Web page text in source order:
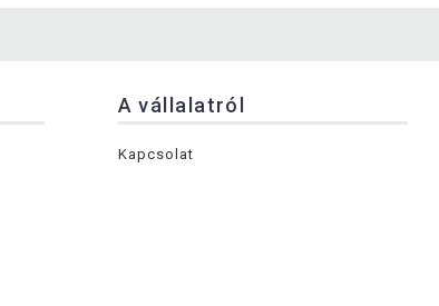
A vállalatról
Kapcsolat